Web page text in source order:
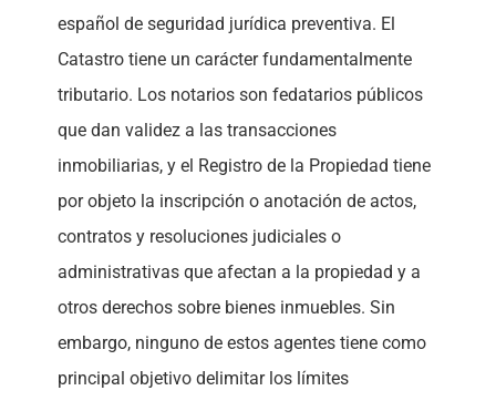
español de seguridad jurídica preventiva. El
Catastro tiene un carácter fundamentalmente
tributario. Los notarios son fedatarios públicos
que dan validez a las transacciones
inmobiliarias, y el Registro de la Propiedad tiene
por objeto la inscripción o anotación de actos,
contratos y resoluciones judiciales o
administrativas que afectan a la propiedad y a
otros derechos sobre bienes inmuebles. Sin
embargo, ninguno de estos agentes tiene como
principal objetivo delimitar los límites